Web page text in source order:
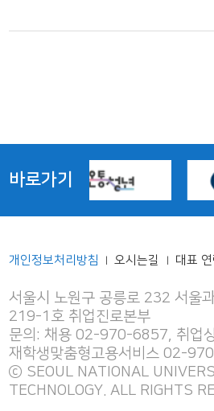
바로가기
개인정보처리방침 | 오시는길 | 대표 연
서울시 노원구 공릉로 232 서울
219-1호 취업진로본부
문의: 채용 02-970-6857, 취업
재학생맞춤형고용서비스 02-
ⓒ SEOUL NATIONAL
TECHNOLOGY. ALL RIGHTS